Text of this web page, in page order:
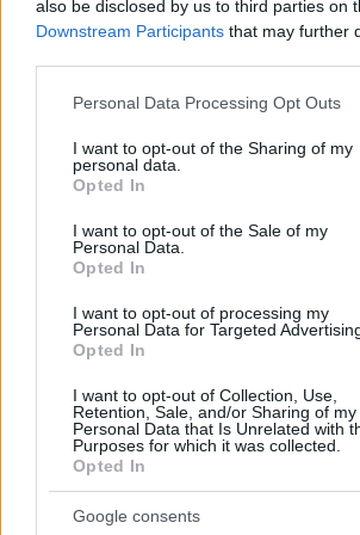
also be disclosed by us to third parties on
Downstream Participants that may further
Please note that this website/app uses
not limited to your visit or usage behaviour.
grant or deny consent to Google and its
use your data for below specified
consent section.
Personal Data Processing Opt Outs
I want to opt-out of the Sharing of my
personal data.
Opted In
I want to opt-out of the Sale of my
Personal Data.
Opted In
I want to opt-out of processing my
Personal Data for Targeted
Opted In
I want to opt-out of Collection, Use,
Retention, Sale, and/or Sharing of my
Personal Data that Is Unrelated with
Purposes for which it was collected.
Opted In
Google consents
Μαρασλή 44
επιβολή της
Συνταγματαρχών
(21 Απριλίου 1967)
ΠΑΝΑΓΙΩΤΗΣ Ν.
ΚΡΗΤΙΚΟΣ
Στον Απόηχο…
Στον απόηχο της
3ης Σεπτέμβρη,
που γιορτάστηκε
πρόσφατα,
ορισμένες
σκέψεις για το
10.09.2020, 06:45